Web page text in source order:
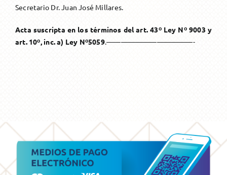
Secretario Dr. Juan José Millares.
Acta suscripta en los términos del art. 43º Ley Nº 9003 y
art. 10º, inc. a) Ley Nº5059.————————————-